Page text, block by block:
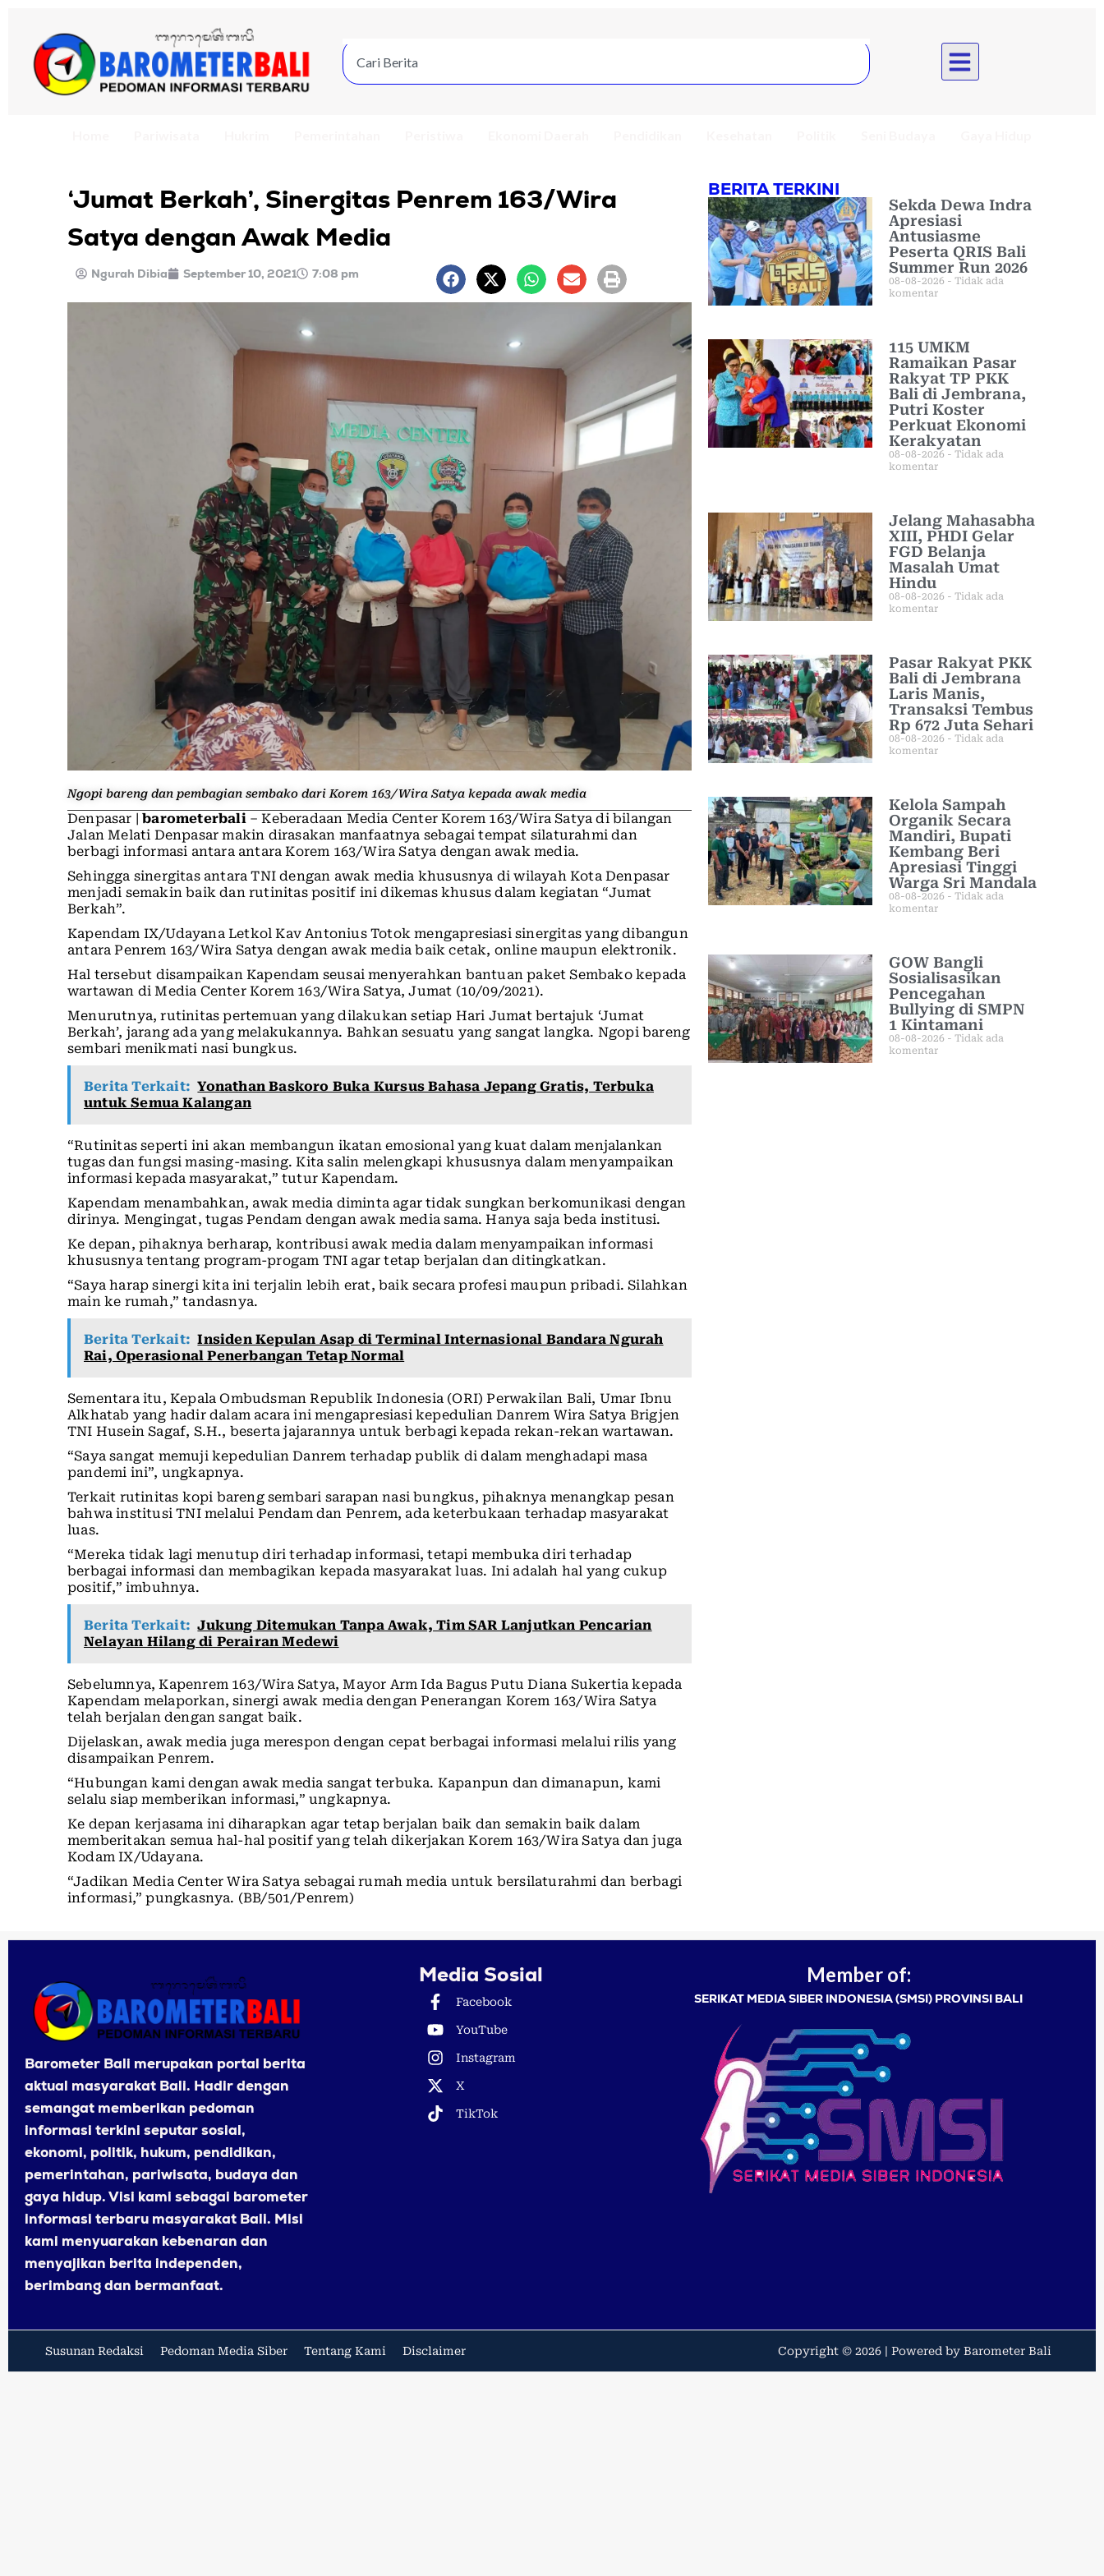
‘Jumat Berkah’, Sinergitas Penrem 163/Wira
Satya dengan Awak Media
Ngurah Dibia September 10, 2021 7:08 pm
Ngopi bareng dan pembagian sembako dari Korem 163/Wira Satya kepada awak media
Denpasar |barometerbali– Keberadaan Media Center Korem 163/Wira Satya di bilangan
Jalan Melati Denpasar makin dirasakan manfaatnya sebagai tempat silaturahmi dan
berbagi informasi antara antara Korem 163/Wira Satya dengan awak media.
Sehingga sinergitas antara TNI dengan awak media khususnya di wilayah Kota Denpasar
menjadi semakin baik dan rutinitas positif ini dikemas khusus dalam kegiatan “Jumat
Berkah”.
Kapendam IX/Udayana Letkol Kav Antonius Totok mengapresiasi sinergitas yang dibangun
antara Penrem 163/Wira Satya dengan awak media baik cetak, online maupun elektronik.
Hal tersebut disampaikan Kapendam seusai menyerahkan bantuan paket Sembako kepada
wartawan di Media Center Korem 163/Wira Satya, Jumat (10/09/2021).
Menurutnya, rutinitas pertemuan yang dilakukan setiap Hari Jumat bertajuk ‘Jumat
Berkah’, jarang ada yang melakukannya. Bahkan sesuatu yang sangat langka. Ngopi bareng
sembari menikmati nasi bungkus.
Berita Terkait: Yonathan Baskoro Buka Kursus Bahasa Jepang Gratis, Terbuka
untuk Semua Kalangan
“Rutinitas seperti ini akan membangun ikatan emosional yang kuat dalam menjalankan
tugas dan fungsi masing-masing. Kita salin melengkapi khususnya dalam menyampaikan
informasi kepada masyarakat,” tutur Kapendam.
Kapendam menambahkan, awak media diminta agar tidak sungkan berkomunikasi dengan
dirinya. Mengingat, tugas Pendam dengan awak media sama. Hanya saja beda institusi.
Ke depan, pihaknya berharap, kontribusi awak media dalam menyampaikan informasi
khususnya tentang program-progam TNI agar tetap berjalan dan ditingkatkan.
“Saya harap sinergi kita ini terjalin lebih erat, baik secara profesi maupun pribadi. Silahkan
main ke rumah,” tandasnya.
Berita Terkait: Insiden Kepulan Asap di Terminal Internasional Bandara Ngurah
Rai, Operasional Penerbangan Tetap Normal
Sementara itu, Kepala Ombudsman Republik Indonesia (ORI) Perwakilan Bali, Umar Ibnu
Alkhatab yang hadir dalam acara ini mengapresiasi kepedulian Danrem Wira Satya Brigjen
TNI Husein Sagaf, S.H., beserta jajarannya untuk berbagi kepada rekan-rekan wartawan.
“Saya sangat memuji kepedulian Danrem terhadap publik di dalam menghadapi masa
pandemi ini”, ungkapnya.
Terkait rutinitas kopi bareng sembari sarapan nasi bungkus, pihaknya menangkap pesan
bahwa institusi TNI melalui Pendam dan Penrem, ada keterbukaan terhadap masyarakat
luas.
“Mereka tidak lagi menutup diri terhadap informasi, tetapi membuka diri terhadap
berbagai informasi dan membagikan kepada masyarakat luas. Ini adalah hal yang cukup
positif,” imbuhnya.
Berita Terkait: Jukung Ditemukan Tanpa Awak, Tim SAR Lanjutkan Pencarian
Nelayan Hilang di Perairan Medewi
Sebelumnya, Kapenrem 163/Wira Satya, Mayor Arm Ida Bagus Putu Diana Sukertia kepada
Kapendam melaporkan, sinergi awak media dengan Penerangan Korem 163/Wira Satya
telah berjalan dengan sangat baik.
Dijelaskan, awak media juga merespon dengan cepat berbagai informasi melalui rilis yang
disampaikan Penrem.
“Hubungan kami dengan awak media sangat terbuka. Kapanpun dan dimanapun, kami
selalu siap memberikan informasi,” ungkapnya.
Ke depan kerjasama ini diharapkan agar tetap berjalan baik dan semakin baik dalam
memberitakan semua hal-hal positif yang telah dikerjakan Korem 163/Wira Satya dan juga
Kodam IX/Udayana.
“Jadikan Media Center Wira Satya sebagai rumah media untuk bersilaturahmi dan berbagi
informasi,” pungkasnya. (BB/501/Penrem)
BERITA TERKINI
Sekda Dewa Indra
Apresiasi
Antusiasme
Peserta QRIS Bali
Summer Run 2026
08-08-2026
Tidak ada
komentar
115 UMKM
Ramaikan Pasar
Rakyat TP PKK
Bali di Jembrana,
Putri Koster
Perkuat Ekonomi
Kerakyatan
08-08-2026
Tidak ada
komentar
Jelang Mahasabha
XIII, PHDI Gelar
FGD Belanja
Masalah Umat
Hindu
08-08-2026
Tidak ada
komentar
Pasar Rakyat PKK
Bali di Jembrana
Laris Manis,
Transaksi Tembus
Rp 672 Juta Sehari
08-08-2026
Tidak ada
komentar
Kelola Sampah
Organik Secara
Mandiri, Bupati
Kembang Beri
Apresiasi Tinggi
Warga Sri Mandala
08-08-2026
Tidak ada
komentar
GOW Bangli
Sosialisasikan
Pencegahan
Bullying di SMPN
1 Kintamani
08-08-2026
Tidak ada
komentar
Barometer Bali merupakan portal berita
aktual masyarakat Bali. Hadir dengan
semangat memberikan pedoman
informasi terkini seputar sosial,
ekonomi, politik, hukum, pendidikan,
pemerintahan, pariwisata, budaya dan
gaya hidup. Visi kami sebagai barometer
informasi terbaru masyarakat Bali. Misi
kami menyuarakan kebenaran dan
menyajikan berita independen,
berimbang dan bermanfaat.
Media Sosial
Facebook
YouTube
Instagram
X
TikTok
Member of:
SERIKAT MEDIA SIBER INDONESIA (SMSI) PROVINSI BALI
Susunan Redaksi Pedoman Media Siber Tentang Kami Disclaimer Copyright © 2026 | Powered by Barometer Bali